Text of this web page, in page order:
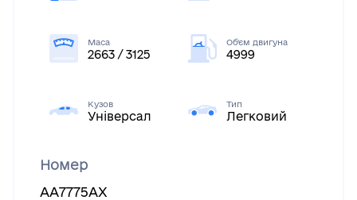
Маса
2663 / 3125
Об'єм двигуна
4999
Кузов
Універсал
Тип
Легковий
Номер
АА7775АХ